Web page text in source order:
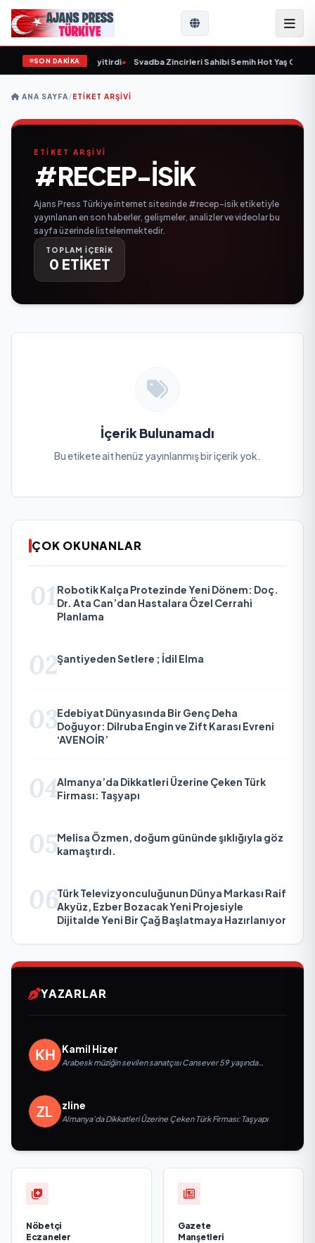
SON DAKİKA
59 yaşında yaşamını yitirdi• Svadba Zincirleri Sahibi Semih Hot Yaş
ANA SAYFA/ETIKET ARŞIVI
ETİKET ARŞİVİ
#RECEP-ISIK
Ajans Press Türkiye internet sitesinde #recep-isik etiketiyle
yayınlanan en son haberler, gelişmeler, analizler ve videolar bu
sayfa üzerinde listelenmektedir.
TOPLAM İÇERİK
0 ETİKET
İçerik Bulunamadı
Bu etikete ait henüz yayınlanmış bir içerik yok.
ÇOK OKUNANLAR
01 Robotik Kalça Protezinde Yeni Dönem: Doç.
Dr. Ata Can’dan Hastalara Özel Cerrahi
Planlama
02Şantiyeden Setlere ; İdil Elma
03Edebiyat Dünyasında Bir Genç Deha
Doğuyor: Dilruba Engin ve Zift Karası Evreni
‘AVENOİR’
04Almanya’da Dikkatleri Üzerine Çeken Türk
Firması: Taşyapı
05Melisa Özmen, doğum gününde şıklığıyla göz
kamaştırdı.
06Türk Televizyonculuğunun Dünya Markası Raif
Akyüz, Ezber Bozacak Yeni Projesiyle
Dijitalde Yeni Bir Çağ Başlatmaya Hazırlanıyor
YAZARLAR
Kamil Hizer
Arabesk müziğin sevilen sanatçısı Cansever 59 yaşında
zline
Almanya’da Dikkatleri Üzerine Çeken Türk Firması: Taşyapı
Nöbetçi
Eczaneler
Gazete
Manşetleri